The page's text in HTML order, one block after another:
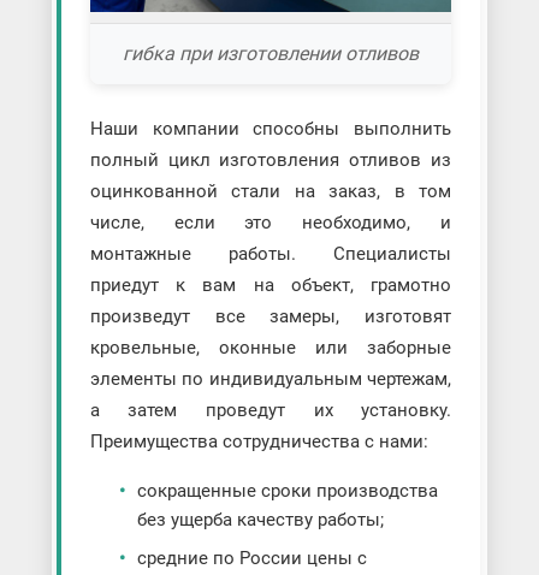
гибка при изготовлении отливов
Наши компании способны выполнить
полный цикл изготовления отливов из
оцинкованной стали на заказ, в том
числе, если это необходимо, и
монтажные работы. Специалисты
приедут к вам на объект, грамотно
произведут все замеры, изготовят
кровельные, оконные или заборные
элементы по индивидуальным чертежам,
а затем проведут их установку.
Преимущества сотрудничества с нами:
сокращенные сроки производства
без ущерба качеству работы;
средние по России цены с